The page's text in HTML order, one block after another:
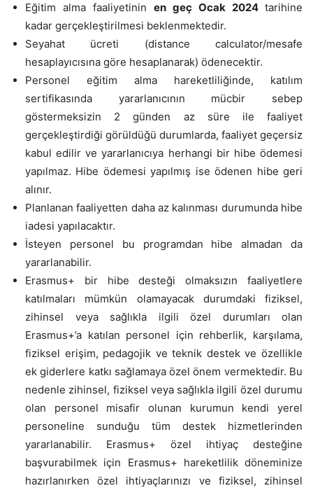
Eğitim alma faaliyetinin en geç Ocak 2024 tarihine
kadar gerçekleştirilmesi beklenmektedir.
Seyahat ücreti (distance calculator/mesafe
hesaplayıcısına göre hesaplanarak) ödenecektir.
Personel eğitim alma hareketliliğinde, katılım
sertifikasında yararlanıcının mücbir sebep
göstermeksizin 2 günden az süre ile faaliyet
gerçekleştirdiği görüldüğü durumlarda, faaliyet geçersiz
kabul edilir ve yararlanıcıya herhangi bir hibe ödemesi
yapılmaz. Hibe ödemesi yapılmış ise ödenen hibe geri
alınır.
Planlanan faaliyetten daha az kalınması durumunda hibe
iadesi yapılacaktır.
İsteyen personel bu programdan hibe almadan da
yararlanabilir.
Erasmus+ bir hibe desteği olmaksızın faaliyetlere
katılmaları mümkün olamayacak durumdaki fiziksel,
zihinsel veya sağlıkla ilgili özel durumları olan
Erasmus+’a katılan personel için rehberlik, karşılama,
fiziksel erişim, pedagojik ve teknik destek ve özellikle
ek giderlere katkı sağlamaya özel önem vermektedir. Bu
nedenle zihinsel, fiziksel veya sağlıkla ilgili özel durumu
olan personel misafir olunan kurumun kendi yerel
personeline sunduğu tüm destek hizmetlerinden
yararlanabilir. Erasmus+ özel ihtiyaç desteğine
başvurabilmek için Erasmus+ hareketlilik döneminize
hazırlanırken özel ihtiyaçlarınızı ve fiziksel, zihinsel